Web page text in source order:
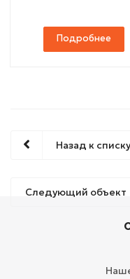
Подробнее
Назад к списку
Следующий объект